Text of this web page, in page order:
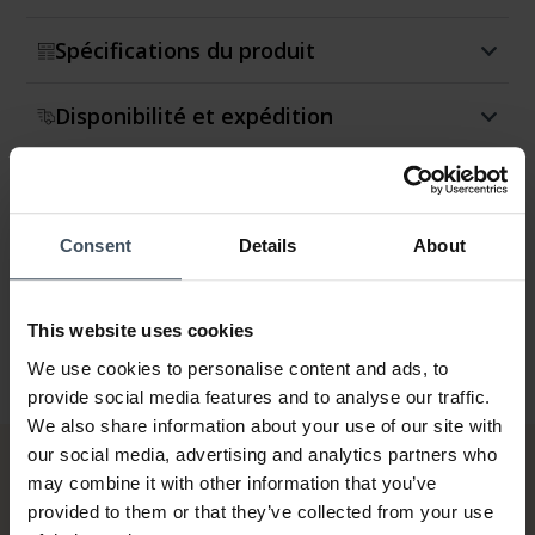
Consent Details About
This website uses cookies
We use cookies to personalise content and ads, to
provide social media features and to analyse our traffic.
We also share information about your use of our site with
our social media, advertising and analytics partners who
may combine it with other information that you’ve
provided to them or that they’ve collected from your use
Spécifications du produit
Disponibilité et expédition
Garantie